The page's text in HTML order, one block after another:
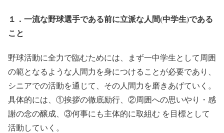
１．一流な野球選手である前に立派な人間(中学生)である
こと
野球活動に全力で臨むためには、まず一中学生として周囲
の範となるような人間力を身につけることが必要であり、
シニアでの活動を通じて、その人間力を磨きあげていく。
具体的には、 ①挨拶の徹底励行、②周囲への思いやり・感
謝の念の醸成、③何事にも主体的に取組む を目標として
活動していく。